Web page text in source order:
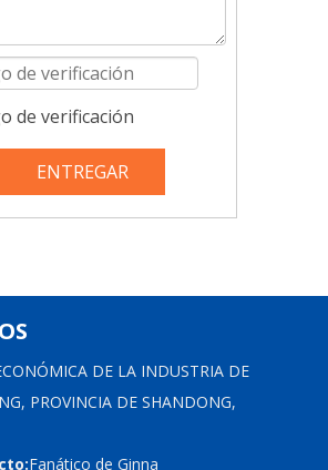
ENTREGAR
DE LA INDUSTRIA DE
PROVINCIA DE SHANDONG,
Fanático de Ginna